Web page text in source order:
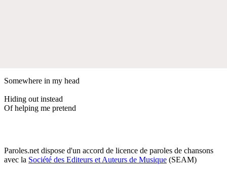
Somewhere in my head
Hiding out instead
Of helping me pretend
Paroles.net dispose d'un accord de licence de paroles de chansons
avec la Société des Editeurs et Auteurs de Musique (SEAM)